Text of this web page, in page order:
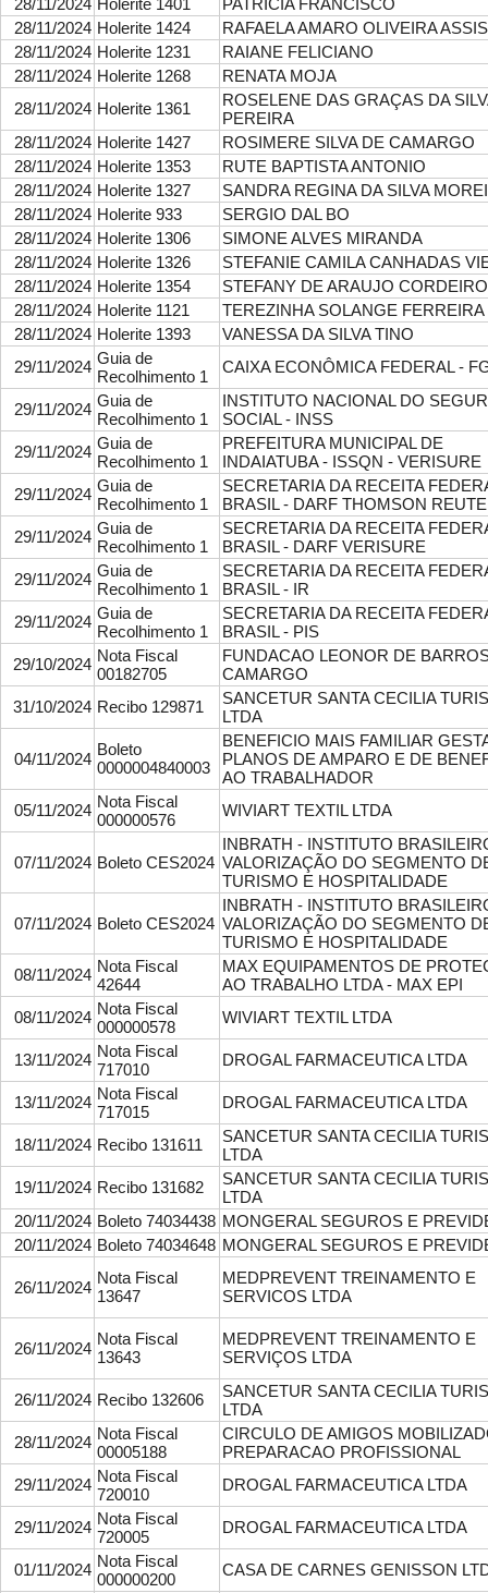
28/11/2024 Holerite 1401
PATRICIA FRANCISCO
28/11/2024 Holerite 1424
RAFAELA AMARO OLIVEIRA ASSIS
28/11/2024 Holerite 1231
RAIANE FELICIANO
28/11/2024 Holerite 1268
RENATA MOJA
28/11/2024 Holerite 1361
ROSELENE DAS GRAÇAS DA
PEREIRA
28/11/2024 Holerite 1427
ROSIMERE SILVA DE CAMARGO
28/11/2024 Holerite 1353
RUTE BAPTISTA ANTONIO
28/11/2024 Holerite 1327
SANDRA REGINA DA SILVA
28/11/2024 Holerite 933
SERGIO DAL BO
28/11/2024 Holerite 1306
SIMONE ALVES MIRANDA
28/11/2024 Holerite 1326
STEFANIE CAMILA CANHADAS
28/11/2024 Holerite 1354
STEFANY DE ARAUJO CORDEIRO
28/11/2024 Holerite 1121
TEREZINHA SOLANGE FERREIRA
28/11/2024 Holerite 1393
VANESSA DA SILVA TINO
29/11/2024 Guia de
Recolhimento 1
CAIXA ECONÔMICA FEDERAL -
29/11/2024 Guia de
Recolhimento 1
INSTITUTO NACIONAL DO
SOCIAL - INSS
29/11/2024 Guia de
Recolhimento 1
PREFEITURA MUNICIPAL DE
INDAIATUBA - ISSQN - VERISURE
29/11/2024 Guia de
Recolhimento 1
SECRETARIA DA RECEITA
BRASIL - DARF THOMSON
29/11/2024 Guia de
Recolhimento 1
SECRETARIA DA RECEITA
BRASIL - DARF VERISURE
29/11/2024 Guia de
Recolhimento 1
SECRETARIA DA RECEITA
BRASIL - IR
29/11/2024 Guia de
Recolhimento 1
SECRETARIA DA RECEITA
BRASIL - PIS
29/10/2024 Nota Fiscal
00182705
FUNDACAO LEONOR DE
CAMARGO
31/10/2024 Recibo 129871
SANCETUR SANTA CECILIA
LTDA
04/11/2024
Boleto
0000004840003
BENEFICIO MAIS FAMILIAR
PLANOS DE AMPARO E DE
AO TRABALHADOR
05/11/2024 Nota Fiscal
000000576
WIVIART TEXTIL LTDA
07/11/2024 Boleto CES2024
INBRATH - INSTITUTO
VALORIZAÇÃO DO SEGMENTO
TURISMO E HOSPITALIDADE
07/11/2024 Boleto CES2024
INBRATH - INSTITUTO
VALORIZAÇÃO DO SEGMENTO
TURISMO E HOSPITALIDADE
08/11/2024 Nota Fiscal
42644
MAX EQUIPAMENTOS DE
AO TRABALHO LTDA - MAX EPI
08/11/2024 Nota Fiscal
000000578
WIVIART TEXTIL LTDA
13/11/2024 Nota Fiscal
717010
DROGAL FARMACEUTICA LTDA
13/11/2024 Nota Fiscal
717015
DROGAL FARMACEUTICA LTDA
18/11/2024 Recibo 131611
SANCETUR SANTA CECILIA
LTDA
19/11/2024 Recibo 131682
SANCETUR SANTA CECILIA
LTDA
20/11/2024 Boleto 74034438 MONGERAL SEGUROS E
20/11/2024 Boleto 74034648 MONGERAL SEGUROS E
26/11/2024
Nota Fiscal
13647
MEDPREVENT TREINAMENTO E
SERVICOS LTDA
26/11/2024
Nota Fiscal
13643
MEDPREVENT TREINAMENTO E
SERVIÇOS LTDA
26/11/2024 Recibo 132606
SANCETUR SANTA CECILIA
LTDA
28/11/2024 Nota Fiscal
00005188
CIRCULO DE AMIGOS
PREPARACAO PROFISSIONAL
29/11/2024 Nota Fiscal
720010
DROGAL FARMACEUTICA LTDA
29/11/2024 Nota Fiscal
720005
DROGAL FARMACEUTICA LTDA
01/11/2024 Nota Fiscal
000000200
CASA DE CARNES GENISSON